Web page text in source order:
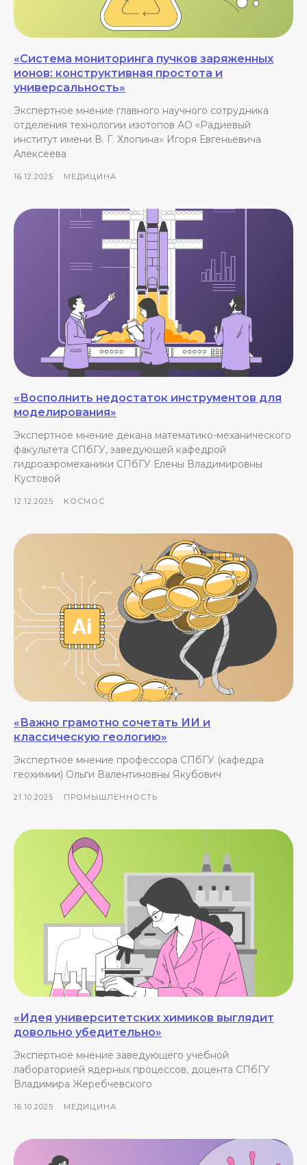
«Система мониторинга пучков заряженных
ионов: конструктивная простота и
универсальность»
Экспертное мнение главного научного сотрудника
отделения технологии изотопов АО «Радиевый
институт имени В. Г. Хлопина» Игоря Евгеньевича
Алексеева
16.12.2025 МЕДИЦИНА
«Восполнить недостаток инструментов для
моделирования»
Экспертное мнение декана математико-механического
факультета СПбГУ, заведующей кафедрой
гидроаэромеханики СПбГУ Елены Владимировны
Кустовой
12.12.2025 КОСМОС
«Важно грамотно сочетать ИИ и
классическую геологию»
Экспертное мнение профессора СПбГУ (кафедра
геохимии) Ольги Валентиновны Якубович
21.10.2025 ПРОМЫШЛЕННОСТЬ
«Идея университетских химиков выглядит
довольно убедительно»
Экспертное мнение заведующего учебной
лабораторией ядерных процессов, доцента СПбГУ
Владимира Жеребчевского
16.10.2025 МЕДИЦИНА